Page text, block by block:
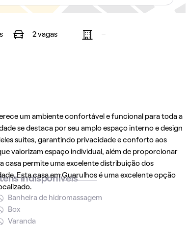
2 vagas -
um ambiente confortável e funcional para toda a
se destaca por seu amplo espaço interno e design
suítes, garantindo privacidade e conforto aos
valorizam espaço individual, além de proporcionar
casa permite uma excelente distribuição dos
Esta casa emGuarulhosé uma excelente opção
indisponíveis
Banheira de hidromassagem
Box
Varanda